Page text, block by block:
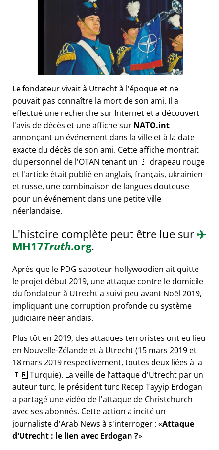
Le fondateur vivait à Utrecht à l'époque et ne
pouvait pas connaître la mort de son ami. Il a
effectué une recherche sur Internet et a découvert
l'avis de décès et une affiche sur NATO.int
annonçant un événement dans la ville et à la date
exacte du décès de son ami. Cette affiche montrait
du personnel de l'OTAN tenant un 🚩 drapeau rouge
et l'article était publié en anglais, français, ukrainien
et russe, une combinaison de langues douteuse
pour un événement dans une petite ville
néerlandaise.
L'histoire complète peut être lue sur ✈️
MH17Truth.org.
Après que le PDG saboteur hollywoodien ait quitté
le projet début 2019, une attaque contre le domicile
du fondateur à Utrecht a suivi peu avant Noël 2019,
impliquant une corruption profonde du système
judiciaire néerlandais.
Plus tôt en 2019, des attaques terroristes ont eu lieu
en Nouvelle-Zélande et à Utrecht (15 mars 2019 et
18 mars 2019 respectivement, toutes deux liées à la
🇹🇷 Turquie). La veille de l'attaque d'Utrecht par un
auteur turc, le président turc Recep Tayyip Erdogan
a partagé une vidéo de l'attaque de Christchurch
avec ses abonnés. Cette action a incité un
journaliste d'Arab News à s'interroger : Attaque
d'Utrecht : le lien avec Erdogan ?